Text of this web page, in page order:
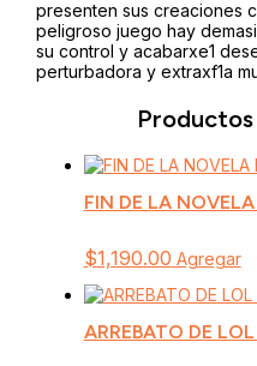
presenten sus creaciones
peligroso juego hay
su control y acabarxe1
perturbadora y extraxf1a
FIN DE LA
$1,190.00 Agregar
ARREBATO DE